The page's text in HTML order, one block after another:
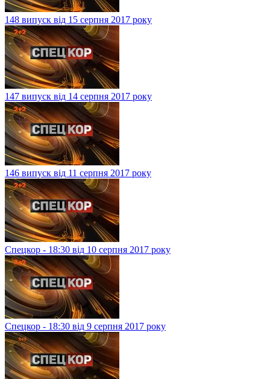
148 випуск від 15 серпня 2017 року
147 випуск від 14 серпня 2017 року
146 випуск від 11 серпня 2017 року
Спецкор - 18:30 від 10 серпня 2017 року
Спецкор - 18:30 від 9 серпня 2017 року